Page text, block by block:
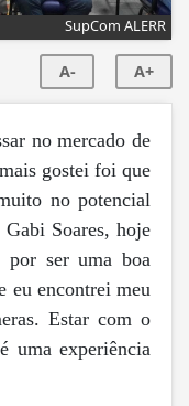
SupCom ALERR
A- A+
no mercado de
gostei foi que
no potencial
Soares, hoje
por ser uma boa
eu encontrei meu
Estar com o
uma experiência